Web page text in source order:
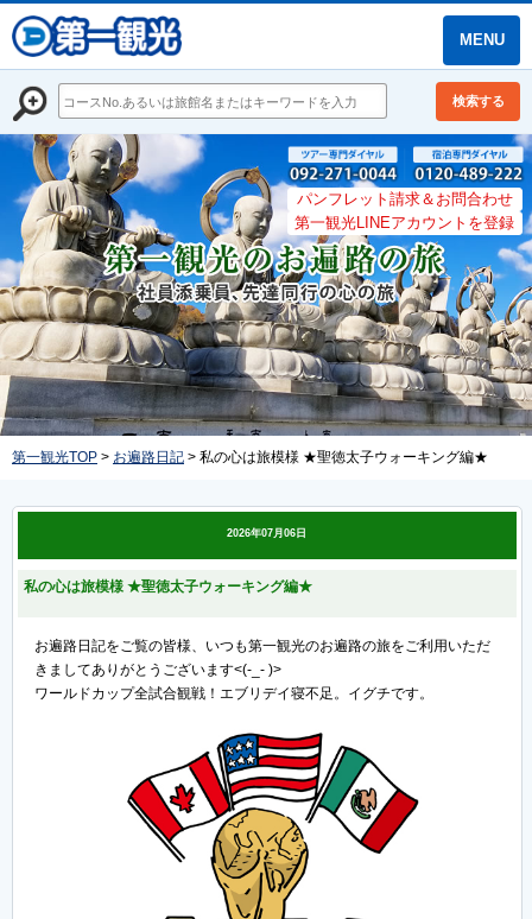
MENU
検索する
パンフレット請求＆お問合わせ
第一観光LINEアカウントを登録
第一観光TOP > お遍路日記 > 私の心は旅模様 ★聖徳太子ウォーキング編★
2026年07月06日
私の心は旅模様 ★聖徳太子ウォーキング編★
お遍路日記をご覧の皆様、いつも第一観光のお遍路の旅をご利用いただ
きましてありがとうございます<(-_- )>
ワールドカップ全試合観戦！エブリデイ寝不足。イグチです。